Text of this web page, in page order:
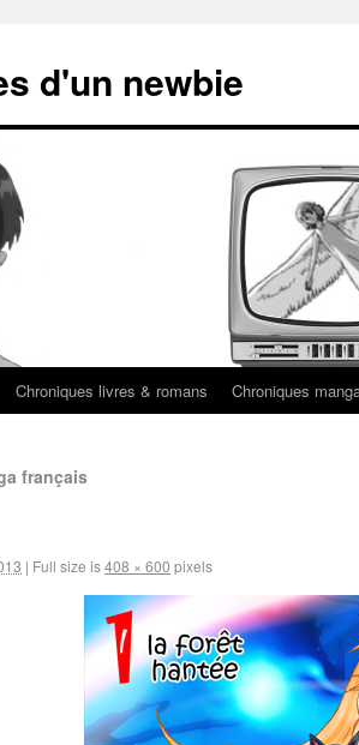
d'un newbie
Chroniques livres & romans Chroniques
français
| Full size is408 × 600 pixels